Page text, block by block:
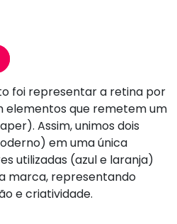
foi representar a retina por
elementos que remetem um
Assim, unimos dois
em uma única
utilizadas (azul e laranja)
marca, representando
e criatividade.